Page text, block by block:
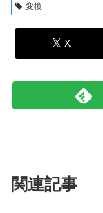
変換
X
関連記事